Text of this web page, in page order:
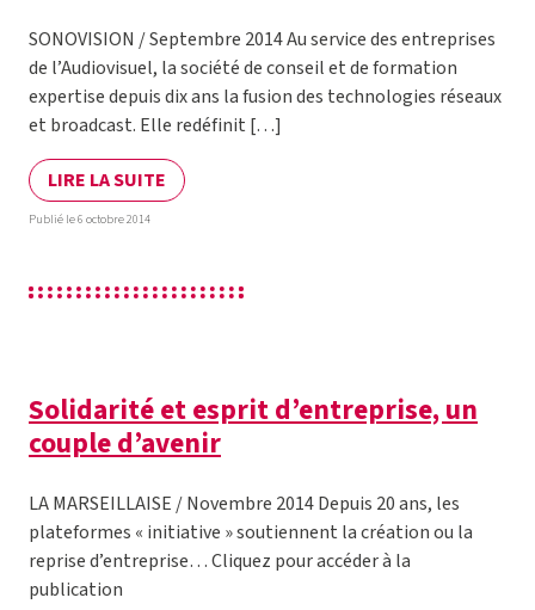
SONOVISION / Septembre 2014 Au service des entreprises
de l’Audiovisuel, la société de conseil et de formation
expertise depuis dix ans la fusion des technologies réseaux
et broadcast. Elle redéfinit […]
LIRE LA SUITE
Publié le 6 octobre 2014
Solidarité et esprit d’entreprise, un
couple d’avenir
LA MARSEILLAISE / Novembre 2014 Depuis 20 ans, les
plateformes « initiative » soutiennent la création ou la
reprise d’entreprise… Cliquez pour accéder à la
publication